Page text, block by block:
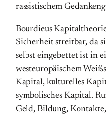
rassistischem
Bourdieus
Sicherheit streitbar, da
selbst eingebettet ist in
westeuropäischem
Kapital, kulturelles
symbolisches Kapital.
Geld, Bildung, Kontakte,